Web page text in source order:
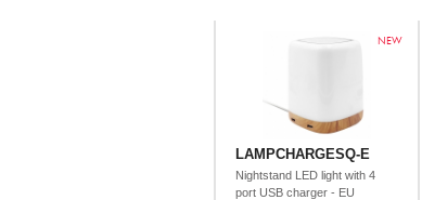
LAMPCHARGESQ-E
Nightstand LED light with 4
port USB charger - EU
NEW